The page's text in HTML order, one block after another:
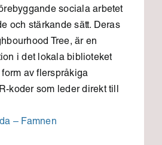
sociala arbetet
och stärkande sätt. Deras
Tree, är en
i det lokala biblioteket
av flerspråkiga
koder som leder direkt till
– Famnen